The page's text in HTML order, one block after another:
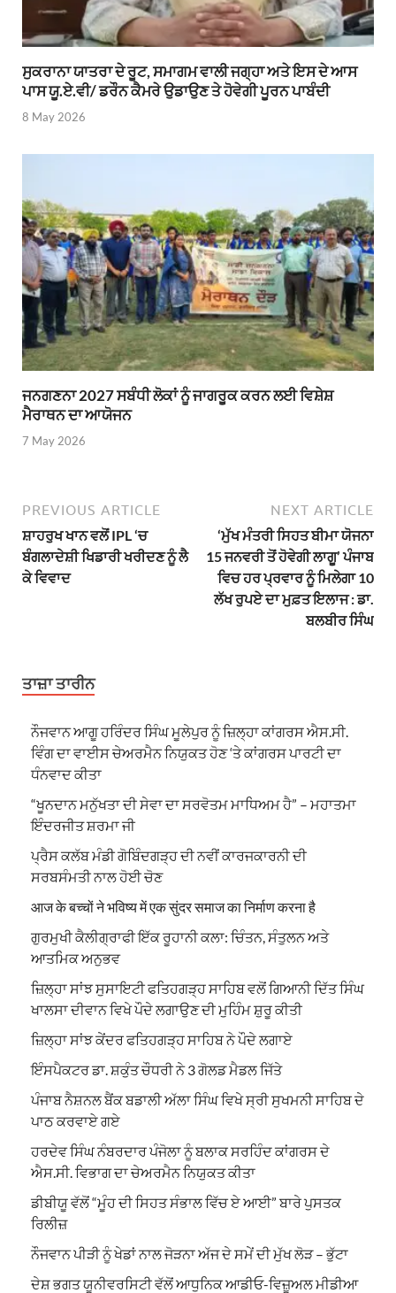
ਸੁਕਰਾਨਾ ਯਾਤਰਾ ਦੇ ਰੂਟ, ਸਮਾਗਮ ਵਾਲੀ ਜਗ੍ਹਾ ਅਤੇ ਇਸ ਦੇ ਆਸ
ਪਾਸ ਯੂ.ਏ.ਵੀ/ ਡਰੌਨ ਕੈਮਰੇ ਉਡਾਉਣ ਤੇ ਹੋਵੇਗੀ ਪੂਰਨ ਪਾਬੰਦੀ
8 May 2026
ਜਨਗਣਨਾ 2027 ਸਬੰਧੀ ਲੋਕਾਂ ਨੂੰ ਜਾਗਰੂਕ ਕਰਨ ਲਈ ਵਿਸ਼ੇਸ਼
ਮੈਰਾਥਨ ਦਾ ਆਯੋਜਨ
7 May 2026
PREVIOUS ARTICLE
ਸ਼ਾਹਰੁਖ ਖਾਨ ਵਲੋਂ IPL ‘ਚ
ਬੰਗਲਾਦੇਸ਼ੀ ਖਿਡਾਰੀ ਖਰੀਦਣ ਨੂੰ ਲੈ
ਕੇ ਵਿਵਾਦ
NEXT ARTICLE
‘ਮੁੱਖ ਮੰਤਰੀ ਸਿਹਤ ਬੀਮਾ ਯੋਜਨਾ
15 ਜਨਵਰੀ ਤੋਂ ਹੋਵੇਗੀ ਲਾਗੂ’ ਪੰਜਾਬ
ਵਿਚ ਹਰ ਪ੍ਰਵਾਰ ਨੂੰ ਮਿਲੇਗਾ 10
ਲੱਖ ਰੁਪਏ ਦਾ ਮੁਫ਼ਤ ਇਲਾਜ : ਡਾ.
ਬਲਬੀਰ ਸਿੰਘ
ਤਾਜ਼ਾ ਤਾਰੀਨ
ਨੌਜਵਾਨ ਆਗੂ ਹਰਿੰਦਰ ਸਿੰਘ ਮੂਲੇਪੁਰ ਨੂੰ ਜ਼ਿਲ੍ਹਾ ਕਾਂਗਰਸ ਐਸ.ਸੀ.
ਵਿੰਗ ਦਾ ਵਾਈਸ ਚੇਅਰਮੈਨ ਨਿਯੁਕਤ ਹੋਣ ‘ਤੇ ਕਾਂਗਰਸ ਪਾਰਟੀ ਦਾ
ਧੰਨਵਾਦ ਕੀਤਾ
“ਖੂਨਦਾਨ ਮਨੁੱਖਤਾ ਦੀ ਸੇਵਾ ਦਾ ਸਰਵੋਤਮ ਮਾਧਿਅਮ ਹੈ” – ਮਹਾਤਮਾ
ਇੰਦਰਜੀਤ ਸ਼ਰਮਾ ਜੀ
ਪ੍ਰੈਸ ਕਲੱਬ ਮੰਡੀ ਗੋਬਿੰਦਗੜ੍ਹ ਦੀ ਨਵੀਂ ਕਾਰਜਕਾਰਨੀ ਦੀ
ਸਰਬਸੰਮਤੀ ਨਾਲ ਹੋਈ ਚੋਣ
आज के बच्चों ने भविष्य में एक सुंदर समाज का निर्माण करना है
ਗੁਰਮੁਖੀ ਕੈਲੀਗ੍ਰਾਫੀ ਇੱਕ ਰੂਹਾਨੀ ਕਲਾ: ਚਿੰਤਨ, ਸੰਤੁਲਨ ਅਤੇ
ਆਤਮਿਕ ਅਨੁਭਵ
ਜ਼ਿਲ੍ਹਾ ਸਾਂਝ ਸੁਸਾਇਟੀ ਫਤਿਹਗੜ੍ਹ ਸਾਹਿਬ ਵਲੋਂ ਗਿਆਨੀ ਦਿੱਤ ਸਿੰਘ
ਖਾਲਸਾ ਦੀਵਾਨ ਵਿਖੇ ਪੌਦੇ ਲਗਾਉਣ ਦੀ ਮੁਹਿੰਮ ਸ਼ੁਰੂ ਕੀਤੀ
ਜ਼ਿਲ੍ਹਾ ਸਾਂਝ ਕੇਂਦਰ ਫਤਿਹਗੜ੍ਹ ਸਾਹਿਬ ਨੇ ਪੌਦੇ ਲਗਾਏ
ਇੰਸਪੈਕਟਰ ਡਾ. ਸ਼ਕੁੰਤ ਚੌਧਰੀ ਨੇ 3 ਗੋਲਡ ਮੈਡਲ ਜਿੱਤੇ
ਪੰਜਾਬ ਨੈਸ਼ਨਲ ਬੈਂਕ ਬਡਾਲੀ ਅੱਲਾ ਸਿੰਘ ਵਿਖੇ ਸ੍ਰੀ ਸੁਖਮਨੀ ਸਾਹਿਬ ਦੇ
ਪਾਠ ਕਰਵਾਏ ਗਏ
ਹਰਦੇਵ ਸਿੰਘ ਨੰਬਰਦਾਰ ਪੰਜੋਲਾ ਨੂੰ ਬਲਾਕ ਸਰਹਿੰਦ ਕਾਂਗਰਸ ਦੇ
ਐਸ.ਸੀ. ਵਿਭਾਗ ਦਾ ਚੇਅਰਮੈਨ ਨਿਯੁਕਤ ਕੀਤਾ
ਡੀਬੀਯੂ ਵੱਲੋਂ “ਮੂੰਹ ਦੀ ਸਿਹਤ ਸੰਭਾਲ ਵਿੱਚ ਏ ਆਈ” ਬਾਰੇ ਪੁਸਤਕ
ਰਿਲੀਜ਼
ਨੌਜਵਾਨ ਪੀੜੀ ਨੂੰ ਖੇਡਾਂ ਨਾਲ ਜੋੜਨਾ ਅੱਜ ਦੇ ਸਮੇਂ ਦੀ ਮੁੱਖ ਲੋੜ – ਭੁੱਟਾ
ਦੇਸ਼ ਭਗਤ ਯੂਨੀਵਰਸਿਟੀ ਵੱਲੋਂ ਆਧੁਨਿਕ ਆਡੀਓ-ਵਿਜ਼ੂਅਲ ਮੀਡੀਆ